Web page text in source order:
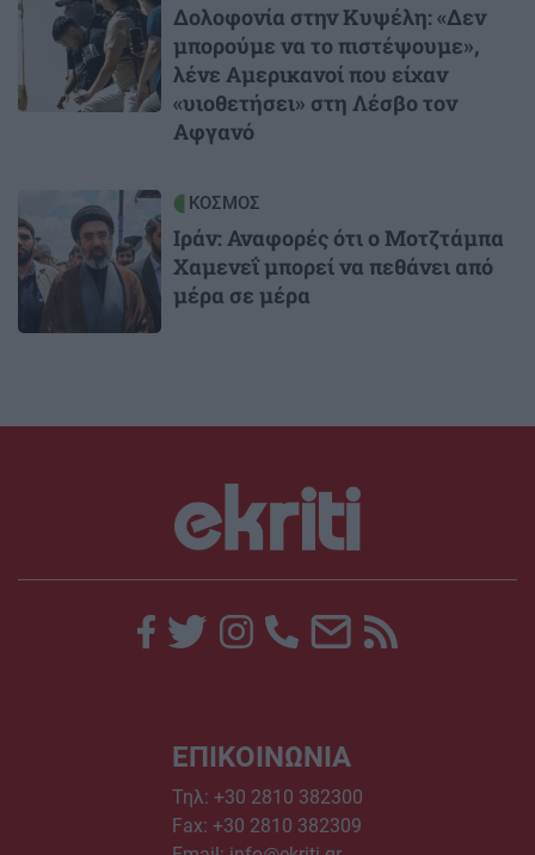
Δολοφονία στην Κυψέλη: «Δεν
μπορούμε να το πιστέψουμε»,
λένε Αμερικανοί που είχαν
«υιοθετήσει» στη Λέσβο τον
Αφγανό
ΚΟΣΜΟΣ
Ιράν: Αναφορές ότι ο Μοτζτάμπα
Χαμενεΐ μπορεί να πεθάνει από
μέρα σε μέρα
ΕΠΙΚΟΙΝΩΝΙΑ
Τηλ: +30 2810 382300
Fax: +30 2810 382309